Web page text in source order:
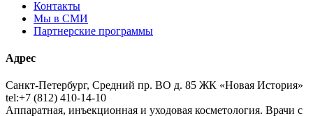
Контакты
Мы в СМИ
Партнерские программы
Адрес
Санкт-Петербург, Средний пр. ВО д. 85 ЖК «Новая История»
tel:+7 (812) 410-14-10
Аппаратная, инъекционная и уходовая косметология. Врачи с